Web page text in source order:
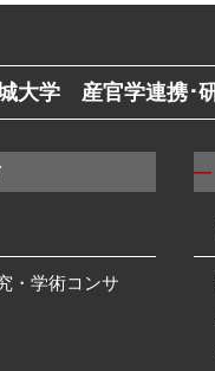
大学 産官学連携･
・学術コンサ